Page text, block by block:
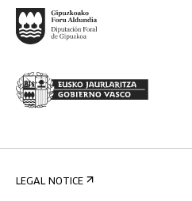
LEGAL NOTICE